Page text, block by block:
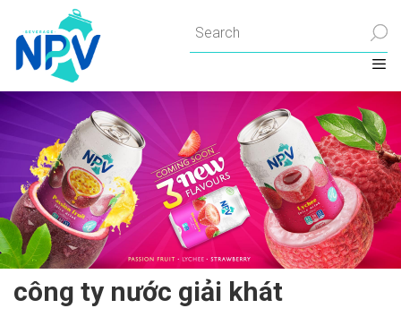
đến
công ty nước giải khát